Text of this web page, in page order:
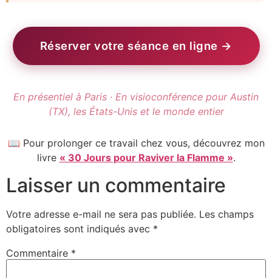
Réserver votre séance en ligne →
En présentiel à Paris · En visioconférence pour Austin
(TX), les États-Unis et le monde entier
📖 Pour prolonger ce travail chez vous, découvrez mon
livre « 30 Jours pour Raviver la Flamme ».
Laisser un commentaire
Votre adresse e-mail ne sera pas publiée. Les champs
obligatoires sont indiqués avec *
Commentaire *